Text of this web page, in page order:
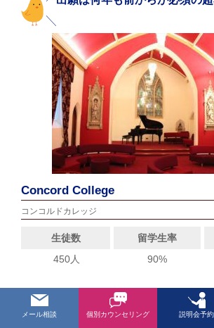
Concord College
コンコルドカレッジ
生徒数 留学生率
450人
90%
学業とスポーツに力を入れて
の学校
メール相談 個別カウンセリング 説明会予約